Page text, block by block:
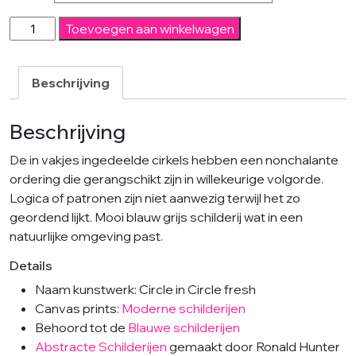
Traffic
Square
Grey-
Modern
schilderij
aantal
Toevoegen aan winkelwagen
Beschrijving
Beschrijving
De in vakjes ingedeelde cirkels hebben een nonchalante
ordering die gerangschikt zijn in willekeurige volgorde.
Logica of patronen zijn niet aanwezig terwijl het zo
geordend lijkt. Mooi blauw grijs schilderij wat in een
natuurlijke omgeving past.
Details
Naam kunstwerk: Circle in Circle fresh
Canvas prints: Moderne schilderijen
Behoord tot de Blauwe schilderijen
Abstracte Schilderijen gemaakt door Ronald Hunter